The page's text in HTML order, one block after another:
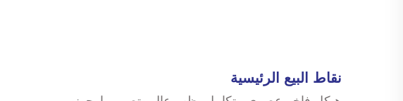
نقاط البيع الرئيسية